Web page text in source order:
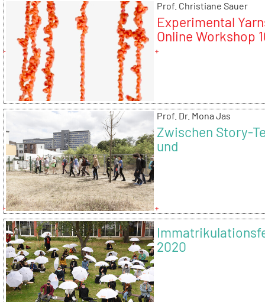
Prof. Christiane Sauer
Experimental
Online Workshop
October 2020
Prof. Dr. Mona Jas
Zwischen Story-
und
und urbane
2020